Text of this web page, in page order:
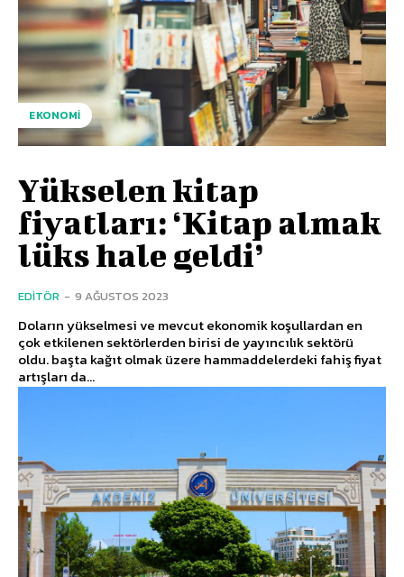
EKONOMI
Yükselen kitap
fiyatları: ‘Kitap almak
lüks hale geldi’
EDITÖR - 9 AĞUSTOS 2023
Doların yükselmesi ve mevcut ekonomik koşullardan en
çok etkilenen sektörlerden birisi de yayıncılık sektörü
oldu. başta kağıt olmak üzere hammaddelerdeki fahiş fiyat
artışları da...